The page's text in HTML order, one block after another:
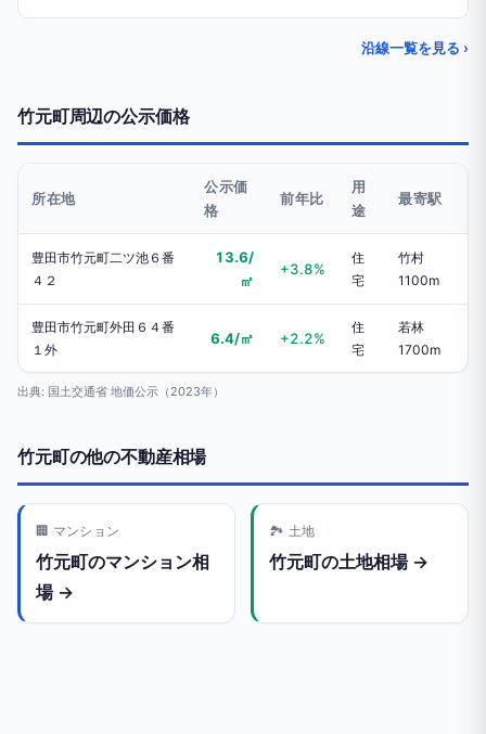
沿線一覧を見る ›
竹元町周辺の公示価格
所在地
公示価
格
前年比
用
途
最寄駅
豊田市竹元町二ツ池６番
４２
13.6/
㎡
+3.8%
住
宅
竹村
1100m
豊田市竹元町外田６４番
１外
6.4/㎡ +2.2%
住
宅
若林
1700m
出典: 国土交通省 地価公示（2023年）
竹元町の他の不動産相場
🏢 マンション
竹元町のマンション相
場 →
🏞️ 土地
竹元町の土地相場 →